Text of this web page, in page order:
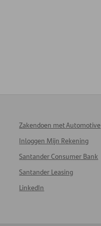
Zakendoen met Automotive
Inloggen Mijn Rekening
Santander Consumer Bank
Santander Leasing
LinkedIn